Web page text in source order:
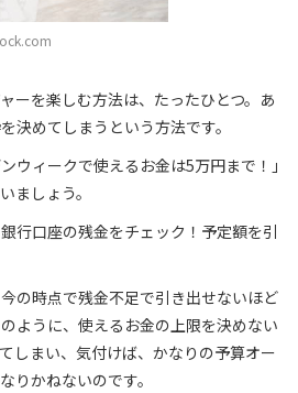
ーを楽しむ方法は、たったひとつ。あ
決めてしまうという方法です。
ウィークで使えるお金は5万円まで！」
ましょう。
行口座の残金をチェック！予定額を引
の時点で残金不足で引き出せないほど
ように、使えるお金の上限を決めない
しまい、気付けば、かなりの予算オー
かねないのです。